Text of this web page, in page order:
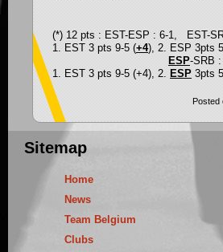
(*) 12 pts : EST-ESP : 6-1, EST-
1. EST 3 pts 9-5 (+4), 2. ESP 3pts
ESP-SRB
1. EST 3 pts 9-5 (+4), 2. ESP 3pts
Posted
Sitemap
Home
News
Team Belgium
Clubs